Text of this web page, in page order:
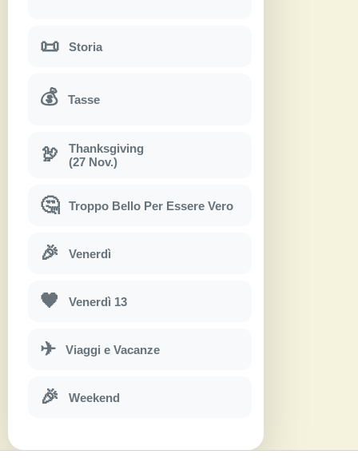
📜 Storia
💰 Tasse
🦃
Thanksgiving
(27 Nov.)
🤔 Troppo Bello Per Essere Vero
🎉 Venerdì
🖤 Venerdì 13
✈ Viaggi e Vacanze
🎉 Weekend